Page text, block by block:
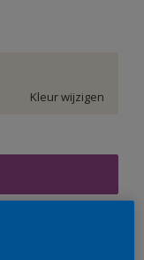
Kleur wijzigen